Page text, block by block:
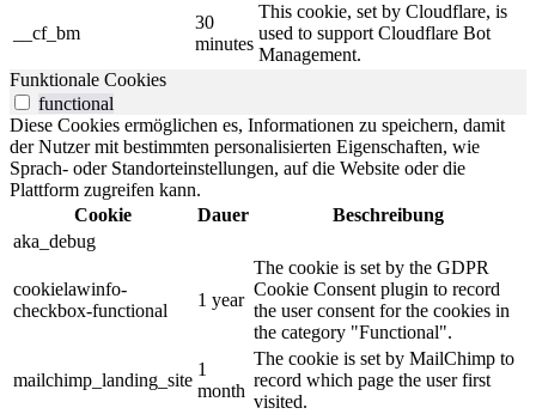
__cf_bm
30
minutes
This cookie, set by Cloudflare, is
used to support Cloudflare Bot
Management.
Funktionale Cookies
functional
Diese Cookies ermöglichen es, Informationen zu speichern, damit
der Nutzer mit bestimmten personalisierten Eigenschaften, wie
Sprach- oder Standorteinstellungen, auf die Website oder die
Plattform zugreifen kann.
Cookie
Dauer
Beschreibung
aka_debug
cookielawinfo-
checkbox-functional
1 year
The cookie is set by the GDPR
Cookie Consent plugin to record
the user consent for the cookies in
the category "Functional".
mailchimp_landing_site
1
month
The cookie is set by MailChimp to
record which page the user first
visited.